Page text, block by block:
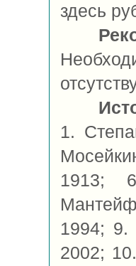
здесь
1.
1913;
1994;
2002;